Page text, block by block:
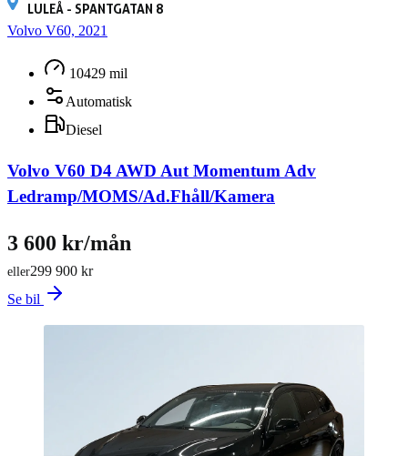
LULEÅ - SPANTGATAN 8
Volvo V60, 2021
10429 mil
Automatisk
Diesel
Volvo V60 D4 AWD Aut Momentum Adv
Ledramp/MOMS/Ad.Fhåll/Kamera
299 900 kr
eller
3 600 kr/mån
Se bil